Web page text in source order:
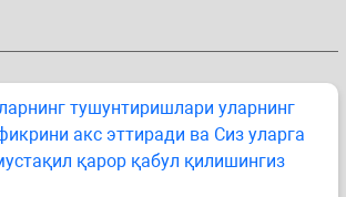
тушунтиришлари уларнинг
акс эттиради ва Сиз уларга
қарор қабул қилишингиз